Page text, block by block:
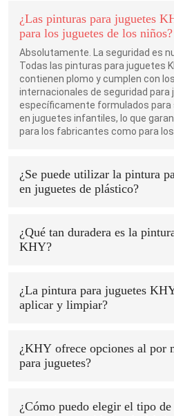
¿Las pinturas para juguetes
para los juguetes de los niños?
Absolutamente. La seguridad es
Todas las pinturas para juguetes
contienen plomo y cumplen con
internacionales de seguridad
específicamente formulados para
en juguetes infantiles, lo que
para los fabricantes como para
¿Se puede utilizar la pintura
en juguetes de plástico?
adherirse bien a superficies
acabado resistente y duradero
¿Qué tan duradera es la
KHY?
desconchado y el pelado, lo que
conserven su atractivo visual tras
extensivos.
¿La pintura para juguetes
aplicar y limpiar?
La limpieza también es sencilla,
pinturas a base de agua, que se
jabón.
¿KHY ofrece opciones al por
para juguetes?
por mayor para empresas y
¿Cómo puedo elegir el tipo